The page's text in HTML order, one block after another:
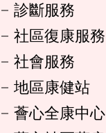
診斷服務
社區復康服務
社會服務
地區康健站
薈心全康中心